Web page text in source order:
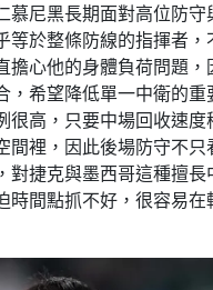
慕尼黑長期面對高位防
等於整條防線的指揮者
擔心他的身體負荷問題，
，希望降低單一中衛的
很高，只要中場回收速
間裡，因此後場防守不只
對捷克與墨西哥這種擅
時間點抓不好，很容易